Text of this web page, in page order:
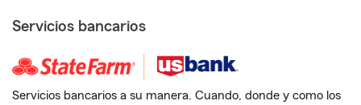
Servicios bancarios
Servicios bancarios a su manera. Cuando, donde y como los